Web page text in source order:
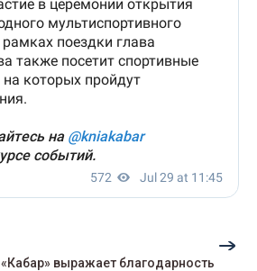
«Кабар» выражает благодарность